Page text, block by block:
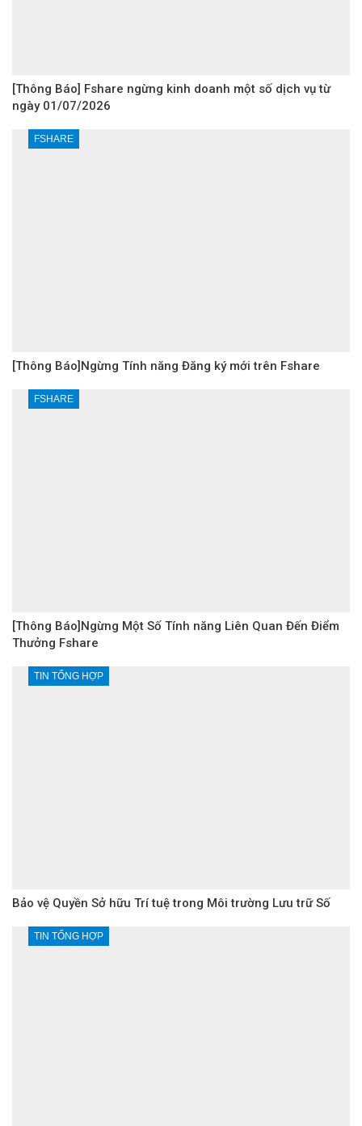
[Thông Báo] Fshare ngừng kinh doanh một số dịch vụ từ
ngày 01/07/2026
FSHARE
[Thông Báo]Ngừng Tính năng Đăng ký mới trên Fshare
FSHARE
[Thông Báo]Ngừng Một Số Tính năng Liên Quan Đến Điểm
Thưởng Fshare
TIN TỔNG HỢP
Bảo vệ Quyền Sở hữu Trí tuệ trong Môi trường Lưu trữ Số
TIN TỔNG HỢP